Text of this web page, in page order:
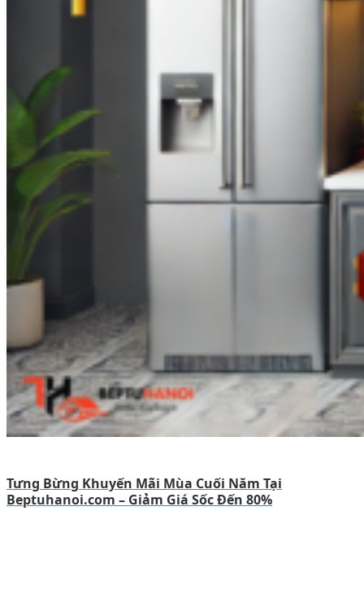
Tưng Bừng Khuyến Mãi Mùa Cuối Năm Tại
Beptuhanoi.com – Giảm Giá Sốc Đến 80%